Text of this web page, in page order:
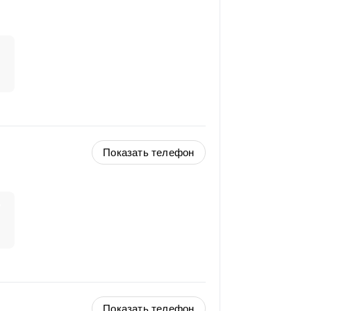
Показать телефон
Показать телефон